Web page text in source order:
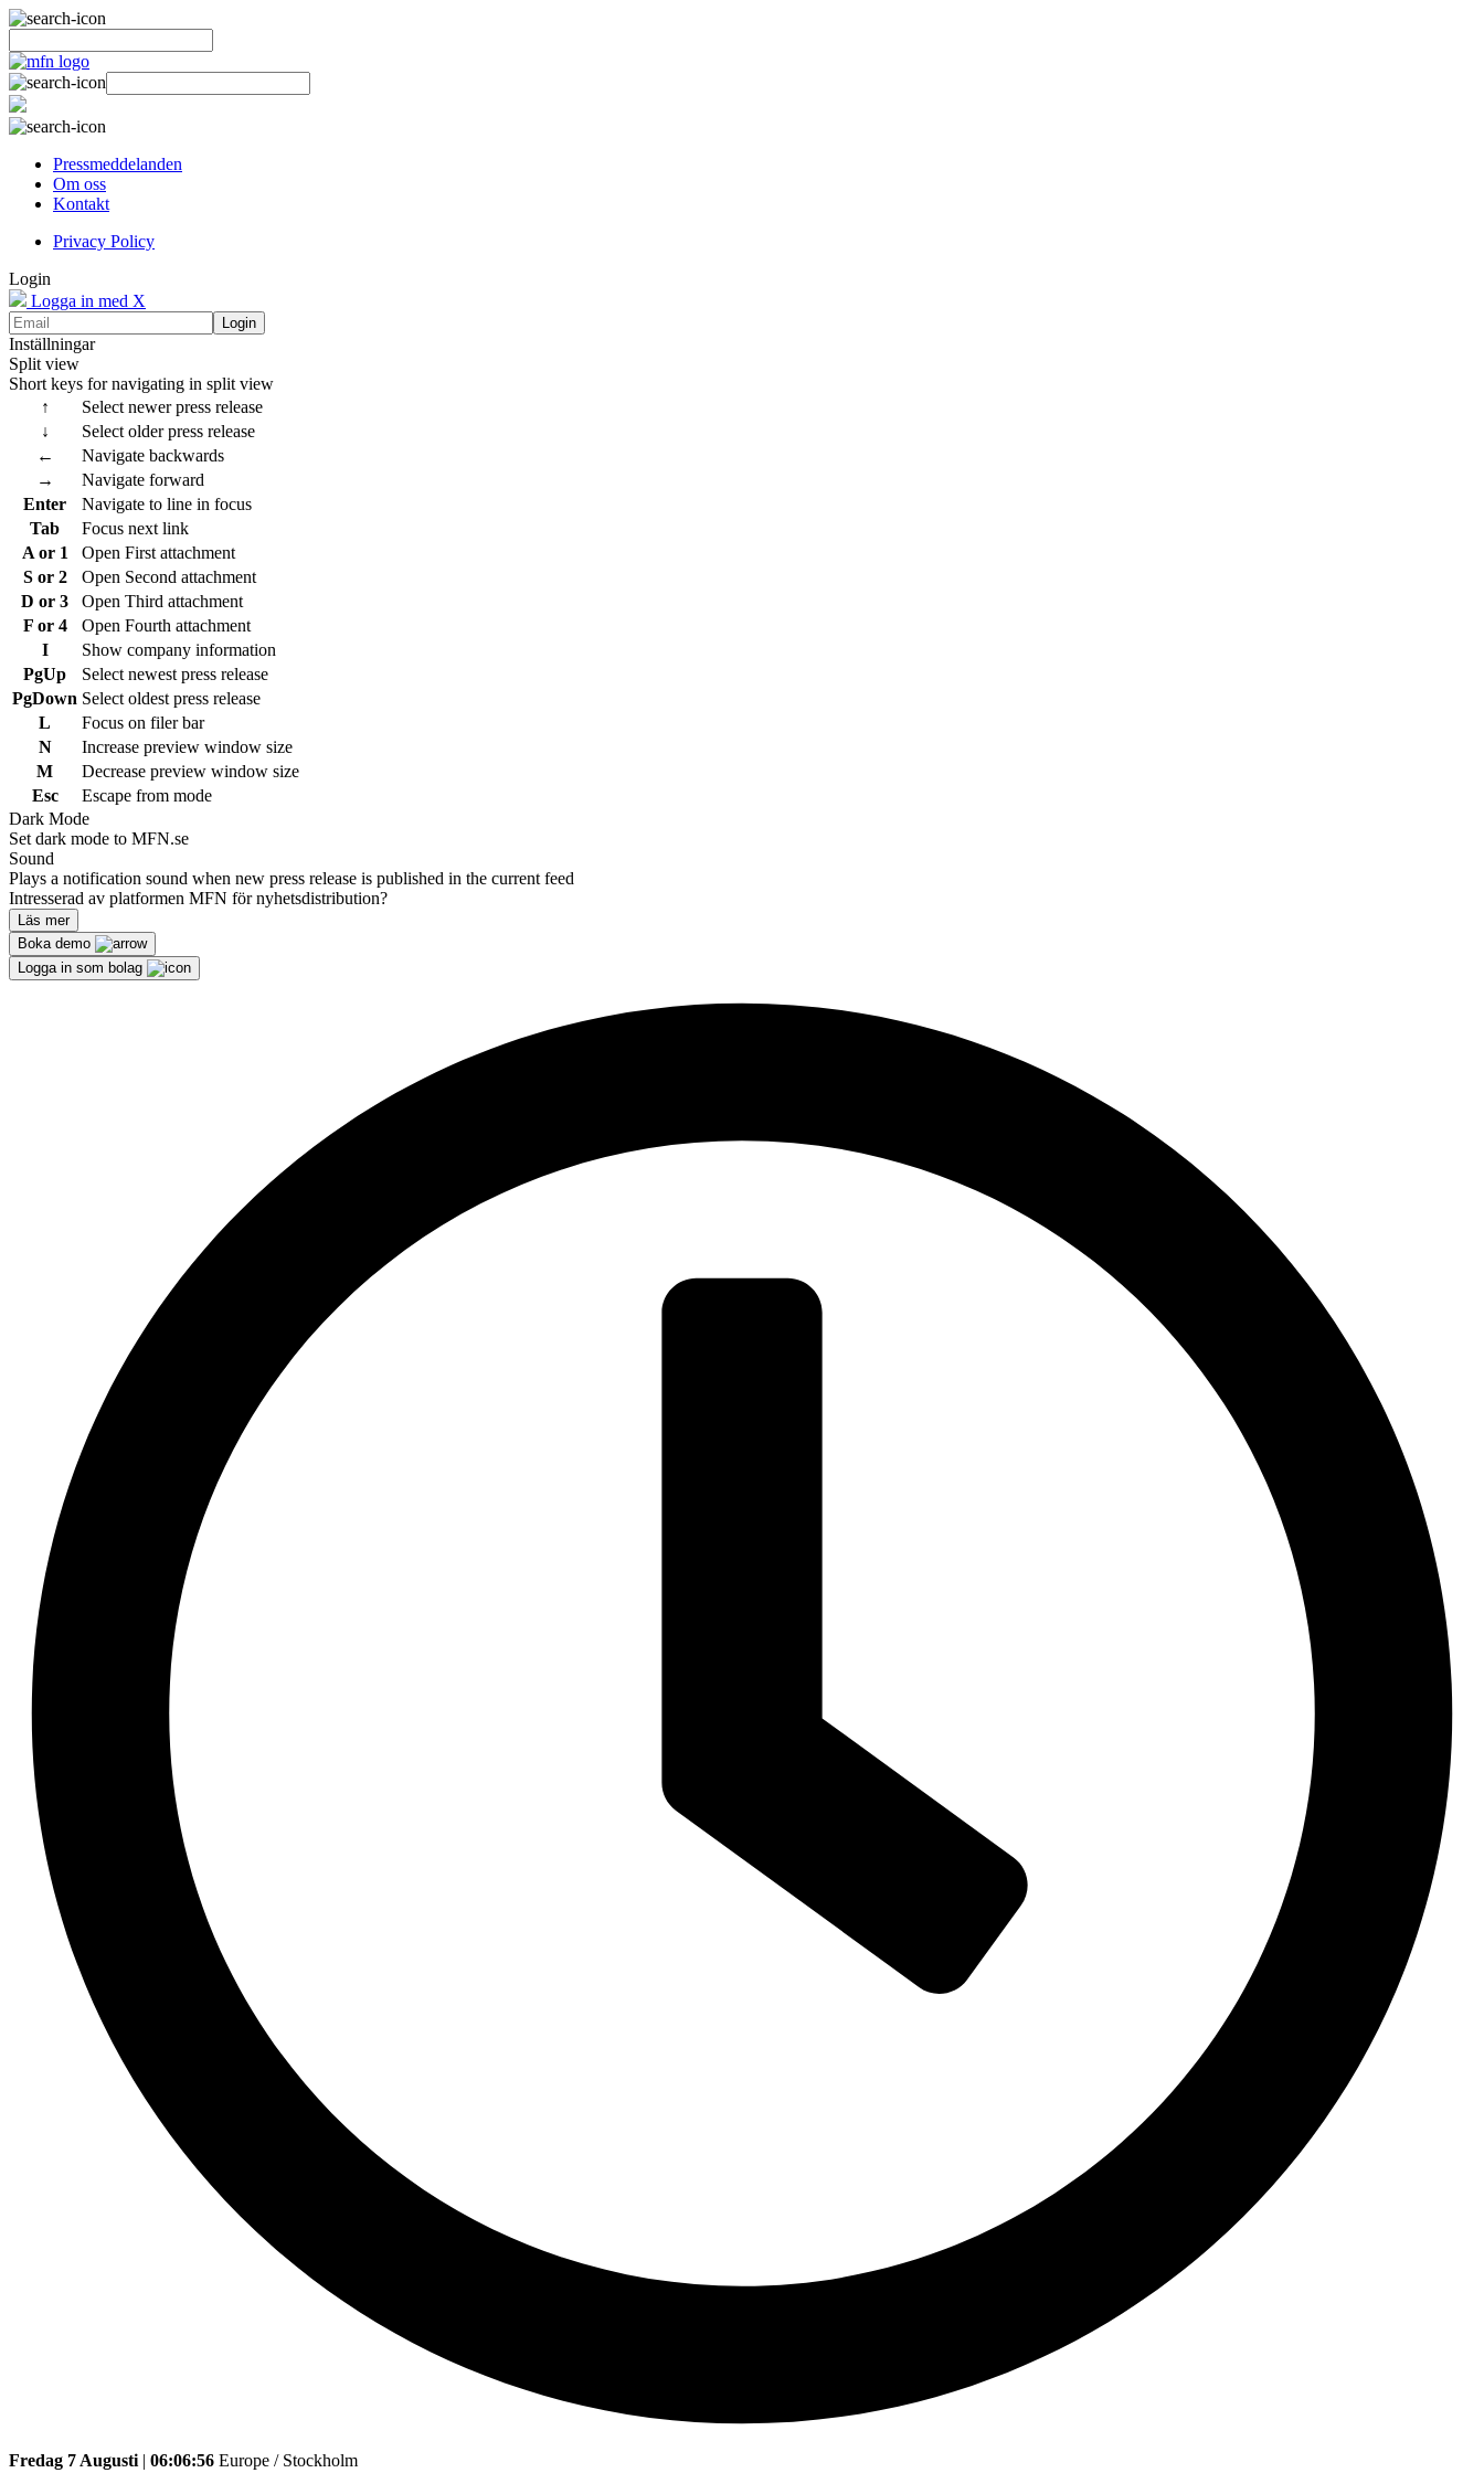
Pressmeddelanden
Om oss
Kontakt
Privacy Policy
Login
Logga in med X
Login
Inställningar
Split view
Short keys for navigating in split view
↑
Select newer press release
↓
Select older press release
←
Navigate backwards
→
Navigate forward
Enter
Navigate to line in focus
Tab
Focus next link
A or 1
Open First attachment
S or 2
Open Second attachment
D or 3
Open Third attachment
F or 4
Open Fourth attachment
I
Show company information
PgUp
Select newest press release
PgDown Select oldest press release
L
Focus on filer bar
N
Increase preview window size
M
Decrease preview window size
Esc
Escape from mode
Dark Mode
Set dark mode to MFN.se
Sound
Plays a notification sound when new press release is published in the current feed
Intresserad av platformen MFN för nyhetsdistribution?
Läs mer
Boka demo
Logga in som bolag
Fredag 7 Augusti | 06:06:56 Europe / Stockholm